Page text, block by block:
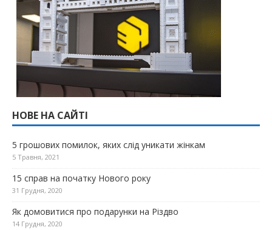
НОВЕ НА САЙТІ
5 грошових помилок, яких слід уникати жінкам
5 Травня, 2021
15 справ на початку Нового року
31 Грудня, 2020
Як домовитися про подарунки на Різдво
14 Грудня, 2020